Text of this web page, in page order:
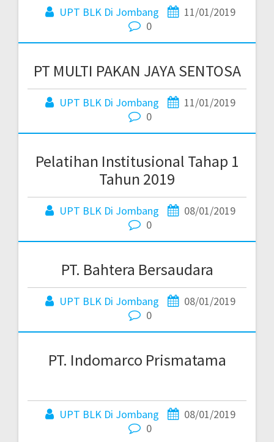
UPT BLK Di Jombang
11/01/2019
0
PT MULTI PAKAN JAYA SENTOSA
UPT BLK Di Jombang
11/01/2019
0
Pelatihan Institusional Tahap 1
Tahun 2019
UPT BLK Di Jombang
08/01/2019
0
PT. Bahtera Bersaudara
UPT BLK Di Jombang
08/01/2019
0
PT. Indomarco Prismatama
UPT BLK Di Jombang
08/01/2019
0